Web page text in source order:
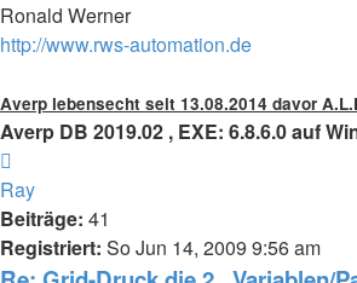
Ronald Werner
http://www.rws-automation.de
Averp lebensecht seit 13.08.2014 davor
Averp DB 2019.02 , EXE: 6.8.6.0 auf
oben
Ray
Beiträge: 41
Registriert: So Jun 14, 2009 9:56 am